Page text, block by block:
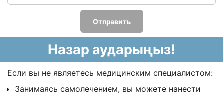
Отправить
Назар аударыңыз!
Если вы не являетесь медицинским специалистом:
Занимаясь самолечением, вы можете нанести